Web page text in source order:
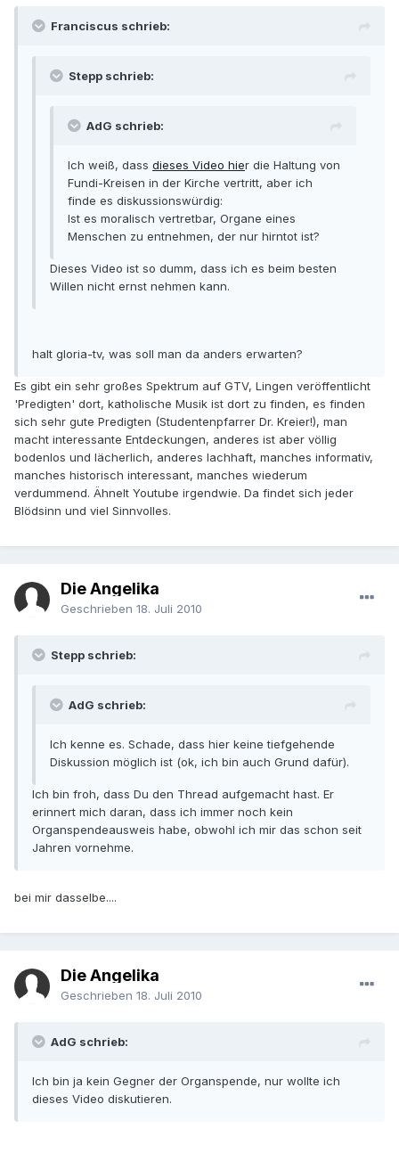
Franciscus schrieb:
Stepp schrieb:
AdG schrieb:
Ich weiß, dass dieses Video hier die Haltung von
Fundi-Kreisen in der Kirche vertritt, aber ich
finde es diskussionswürdig:
Ist es moralisch vertretbar, Organe eines
Menschen zu entnehmen, der nur hirntot ist?
Dieses Video ist so dumm, dass ich es beim besten
Willen nicht ernst nehmen kann.
halt gloria-tv, was soll man da anders erwarten?
Es gibt ein sehr großes Spektrum auf GTV, Lingen veröffentlicht
'Predigten' dort, katholische Musik ist dort zu finden, es finden
sich sehr gute Predigten (Studentenpfarrer Dr. Kreier!), man
macht interessante Entdeckungen, anderes ist aber völlig
bodenlos und lächerlich, anderes lachhaft, manches informativ,
manches historisch interessant, manches wiederum
verdummend. Ähnelt Youtube irgendwie. Da findet sich jeder
Blödsinn und viel Sinnvolles.
Die Angelika
Geschrieben 18. Juli 2010
Stepp schrieb:
AdG schrieb:
Ich kenne es. Schade, dass hier keine tiefgehende
Diskussion möglich ist (ok, ich bin auch Grund dafür).
Ich bin froh, dass Du den Thread aufgemacht hast. Er
erinnert mich daran, dass ich immer noch kein
Organspendeausweis habe, obwohl ich mir das schon seit
Jahren vornehme.
bei mir dasselbe....
Die Angelika
Geschrieben 18. Juli 2010
AdG schrieb:
Ich bin ja kein Gegner der Organspende, nur wollte ich
dieses Video diskutieren.